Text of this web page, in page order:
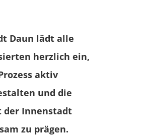
Daun lädt alle
herzlich ein,
aktiv
und die
der Innenstadt
zu prägen.